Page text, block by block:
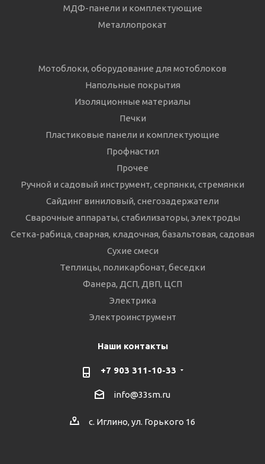
МДФ-панели и комплектующие
Металлопрокат
Мотоблоки, оборудование для мотоблоков
Напольные покрытия
Изоляционные материалы
Печки
Пластиковые панели и комплектующие
Профнастил
Прочее
Ручной и садовый инструмент, серпянки, стремянки
Сайдинг виниловый, снегозадержатели
Сварочные аппараты, стабилизаторы, электроды
Сетка-рабица, сварная, кладочная, базальтовая, садовая
Сухие смеси
Теплицы, поликарбонат, беседки
Фанера, ДСП, ДВП, ЦСП
Электрика
Электроинструмент
Наши контакты
+7 903 311-10-33
info@33sm.ru
с. Иглино, ул. Горького 16